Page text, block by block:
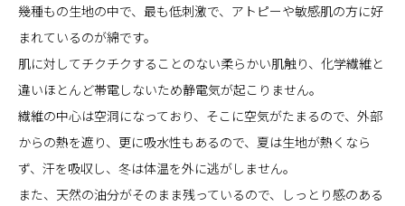
幾種もの生地の中で、最も低刺激で、アトピーや敏感肌の方に好
まれているのが綿です。
肌に対してチクチクすることのない柔らかい肌触り、化学繊維と
違いほとんど帯電しないため静電気が起こりません。
繊維の中心は空洞になっており、そこに空気がたまるので、外部
からの熱を遮り、更に吸水性もあるので、夏は生地が熱くなら
ず、汗を吸収し、冬は体温を外に逃がしません。
また、天然の油分がそのまま残っているので、しっとり感のある